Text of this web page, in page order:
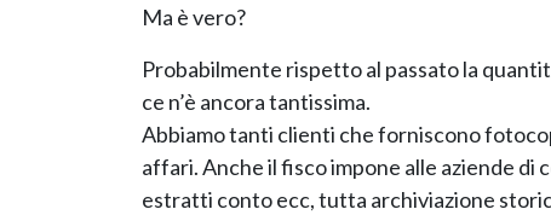
Ma è vero?
Probabilmente rispetto al passato la
ce n’è ancora tantissima.
Abbiamo tanti clienti che forniscono
affari. Anche il fisco impone alle aziende
estratti conto ecc, tutta archiviazione